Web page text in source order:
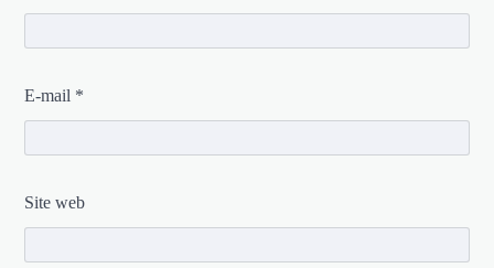
E-mail *
Site web